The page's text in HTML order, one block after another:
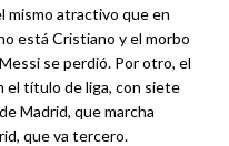
mismo atractivo que en
está Cristiano y el morbo
se perdió. Por otro, el
el título de liga, con siete
Madrid, que marcha
que va tercero.